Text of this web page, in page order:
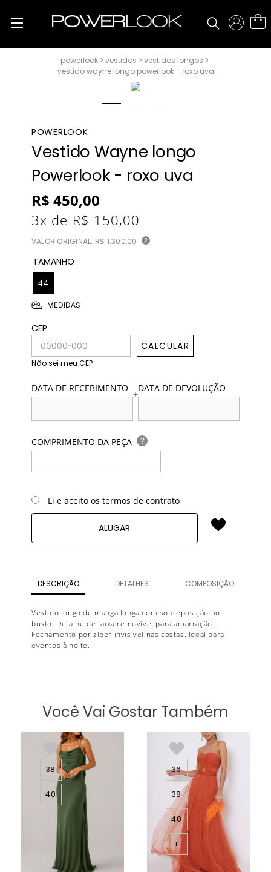
vestidos
vestidos longos
vestido wayne longo powerlook - roxo uva
POWERLOOK
Vestido Wayne longo
Powerlook - roxo uva
R$ 450,00
3x de R$ 150,00
VALOR ORIGINAL: R$ 1.300,00 ?
TAMANHO
44
MEDIDAS
CEP
CALCULAR
Não sei meu CEP
DATA DE RECEBIMENTO +DATA DE DEVOLUÇÃO
COMPRIMENTO DA PEÇA ?
Li e aceito os termos de contrato
ALUGAR
DESCRIÇÃO DETALHES COMPOSIÇÃO
Vestido longo de manga longa com sobreposição no
busto. Detalhe de faixa removível para amarração.
Fechamento por zíper invisível nas costas. Ideal para
eventos à noite.
Você Vai Gostar Também
38
40
36
38
40
+